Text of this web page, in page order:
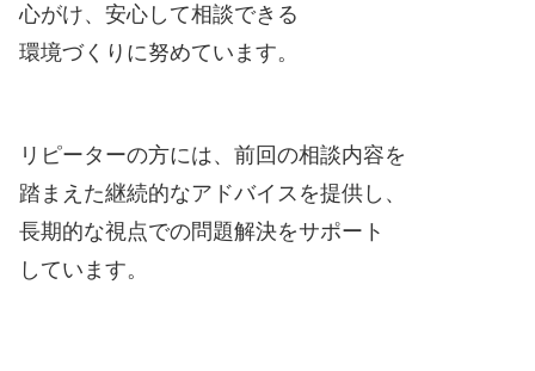
心がけ、安心して相談できる
環境づくりに努めています。
リピーターの方には、前回の相談内容を
踏まえた継続的なアドバイスを提供し、
長期的な視点での問題解決をサポート
しています。